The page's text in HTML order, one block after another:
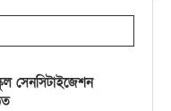
সেনসিটাইজেশন